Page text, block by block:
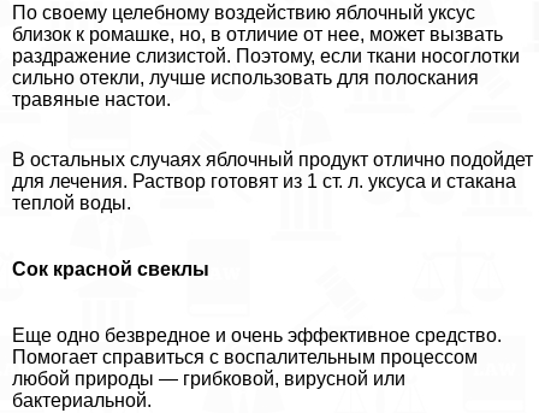
По своему целебному воздействию яблочный уксус
близок к ромашке, но, в отличие от нее, может вызвать
раздражение слизистой. Поэтому, если ткани носоглотки
сильно отекли, лучше использовать для полоскания
травяные настои.
В остальных случаях яблочный продукт отлично подойдет
для лечения. Раствор готовят из 1 ст. л. уксуса и стакана
теплой воды.
Сок красной свеклы
Еще одно безвредное и очень эффективное средство.
Помогает справиться с воспалительным процессом
любой природы — грибковой, вирусной или
бактериальной.